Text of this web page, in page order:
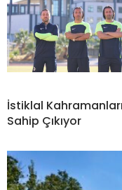
İstiklal
Sahip Çıkıyor